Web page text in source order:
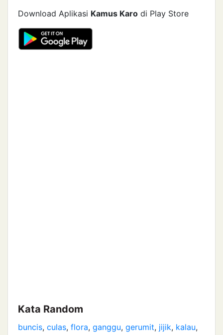
Download Aplikasi Kamus Karo di Play Store
Kata Random
buncis, culas, flora, ganggu, gerumit, jijik, kalau,